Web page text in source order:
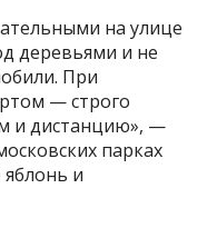
на улице
деревьями и не
При
— строго
и дистанцию», —
парках
и